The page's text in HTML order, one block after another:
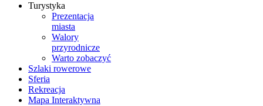
Turystyka
Prezentacja
miasta
Walory
przyrodnicze
Warto zobaczyć
Szlaki rowerowe
Sferia
Rekreacja
Mapa Interaktywna